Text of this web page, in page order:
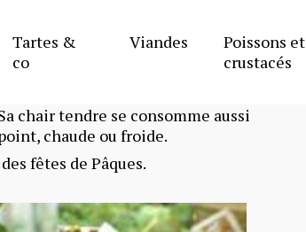
Tartes &
co
Viandes
Poissons et
crustacés
chair tendre se consomme aussi
chaude ou froide.
fêtes de Pâques.